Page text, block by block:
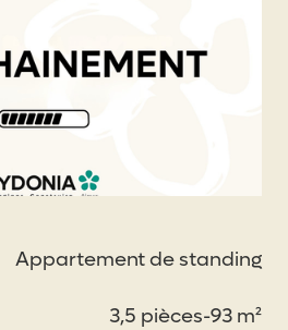
Appartement de standing
3,5 pièces-93 m²